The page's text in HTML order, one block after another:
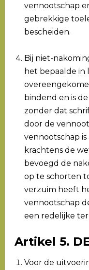
vennootschap
gebrekkige
bescheiden.
Bij niet-
het bepaalde in
bindend en is
zonder dat
door de
vennootschap
krachtens de
bevoegd de
op te schorten
verzuim heeft
vennootschap
een redelijke
Artikel 5.
Voor de